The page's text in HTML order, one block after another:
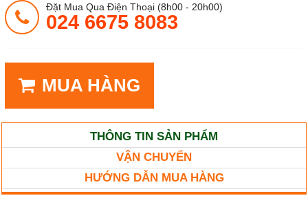
Đặt Mua Qua Điện Thoại (8h00 - 20h00)
024 6675 8083
MUA HÀNG
THÔNG TIN SẢN PHẨM
VẬN CHUYỂN
HƯỚNG DẪN MUA HÀNG